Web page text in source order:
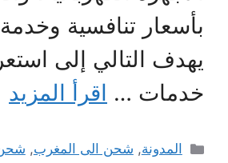
بأسعار تنافسية
يهدف التالي إلى
خدمات … اقرأ المزيد
التصنيفات
المدونة, شحن الى المغرب,